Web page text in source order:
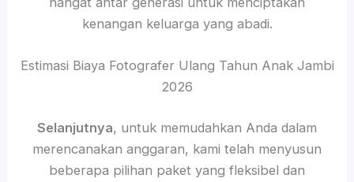
kenangan keluarga yang abadi.
Estimasi Biaya Fotografer Ulang Tahun Anak Jambi
2026
Selanjutnya, untuk memudahkan Anda dalam
merencanakan anggaran, kami telah menyusun
beberapa pilihan paket yang fleksibel dan